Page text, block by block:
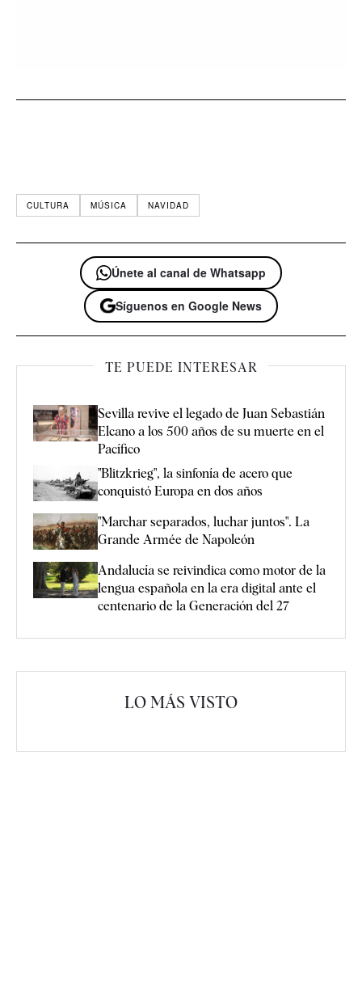
CULTURA MÚSICA NAVIDAD
Únete al canal de Whatsapp
Síguenos en Google News
TE PUEDE INTERESAR
Sevilla revive el legado de Juan Sebastián
Elcano a los 500 años de su muerte en el
Pacífico
"Blitzkrieg", la sinfonía de acero que
conquistó Europa en dos años
"Marchar separados, luchar juntos". La
Grande Armée de Napoleón
Andalucía se reivindica como motor de la
lengua española en la era digital ante el
centenario de la Generación del 27
LO MÁS VISTO